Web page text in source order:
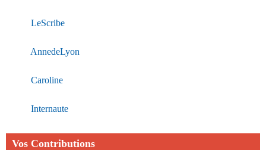
LeScribe
AnnedeLyon
Caroline
Internaute
Vos Contributions